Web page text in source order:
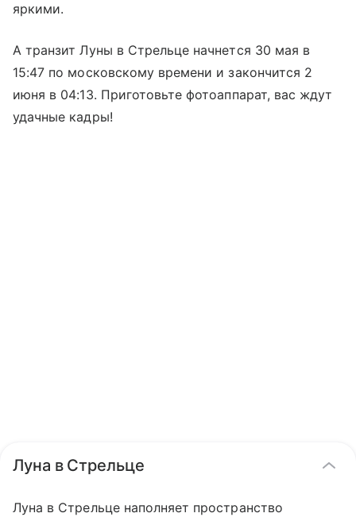
яркими.
А транзит Луны в Стрельце начнется 30 мая в
15:47 по московскому времени и закончится 2
июня в 04:13. Приготовьте фотоаппарат, вас ждут
удачные кадры!
Луна в Стрельце
Луна в Стрельце наполняет пространство